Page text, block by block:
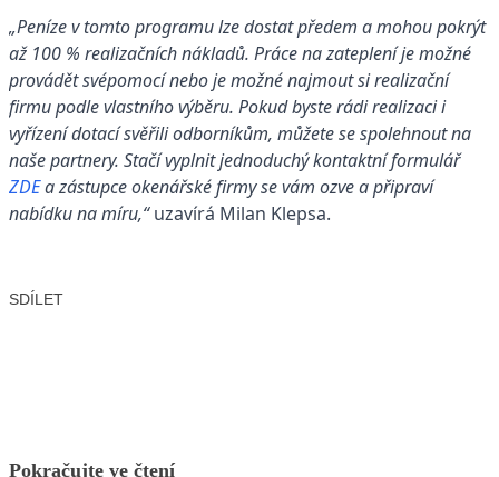
„Peníze v tomto programu lze dostat předem a mohou pokrýt
až 100 % realizačních nákladů. Práce na zateplení je možné
provádět svépomocí nebo je možné najmout si realizační
firmu podle vlastního výběru. Pokud byste rádi realizaci i
vyřízení dotací svěřili odborníkům, můžete se spolehnout na
naše partnery. Stačí vyplnit jednoduchý kontaktní formulář
ZDEa zástupce okenářské firmy se vám ozve a připraví
nabídku na míru,“uzavírá Milan Klepsa.
SDÍLET
Pokračujte ve čtení